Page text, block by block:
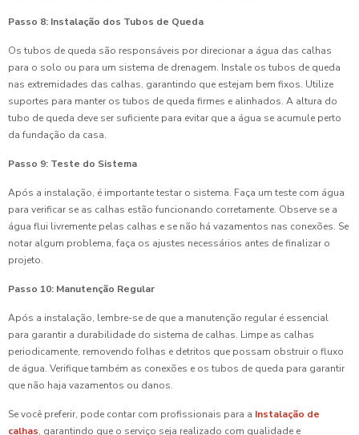
Passo 8: Instalação dos Tubos de Queda
Os tubos de queda são responsáveis por direcionar a água das calhas
para o solo ou para um sistema de drenagem. Instale os tubos de queda
nas extremidades das calhas, garantindo que estejam bem fixos. Utilize
suportes para manter os tubos de queda firmes e alinhados. A altura do
tubo de queda deve ser suficiente para evitar que a água se acumule perto
da fundação da casa.
Passo 9: Teste do Sistema
Após a instalação, é importante testar o sistema. Faça um teste com água
para verificar se as calhas estão funcionando corretamente. Observe se a
água flui livremente pelas calhas e se não há vazamentos nas conexões. Se
notar algum problema, faça os ajustes necessários antes de finalizar o
projeto.
Passo 10: Manutenção Regular
Após a instalação, lembre-se de que a manutenção regular é essencial
para garantir a durabilidade do sistema de calhas. Limpe as calhas
periodicamente, removendo folhas e detritos que possam obstruir o fluxo
de água. Verifique também as conexões e os tubos de queda para garantir
que não haja vazamentos ou danos.
Se você preferir, pode contar com profissionais para a Instalação de
calhas, garantindo que o serviço seja realizado com qualidade e